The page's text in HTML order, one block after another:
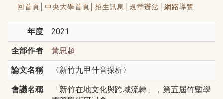
回首頁│ 中央大學首頁│ 招生訊息│ 規章辦法│ 網路導覽
年度 2021
全部作者 黃思超
論文名稱 〈新竹九甲什音探析〉
會議名稱
「新竹在地文化與跨域流轉」，第五屆竹塹學